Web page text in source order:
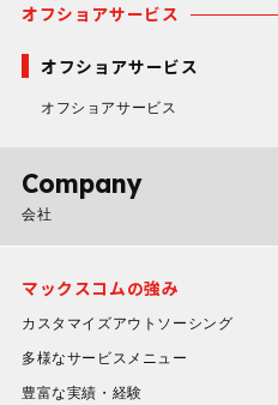
オフショアサービス
オフショアサービス
オフショアサービス
Company
会社
マックスコムの強み
カスタマイズアウトソーシング
多様なサービスメニュー
豊富な実績・経験